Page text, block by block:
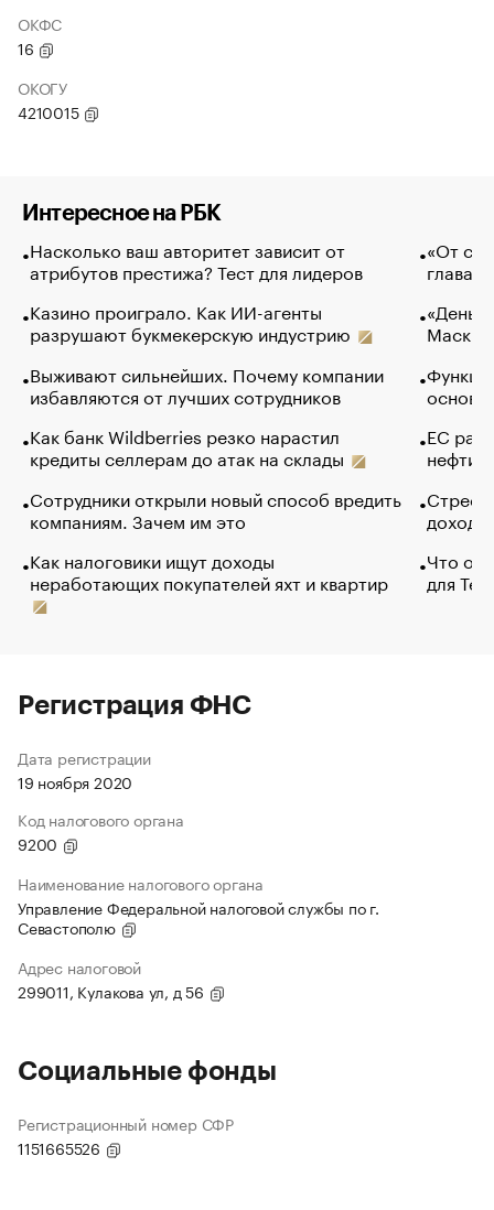
ОКФС
16
ОКОГУ
4210015
Интересное на РБК
Насколько ваш авторитет зависит от
атрибутов престижа? Тест для лидеров
Казино проиграло. Как ИИ-агенты
разрушают букмекерскую индустрию
Выживают сильнейших. Почему компании
избавляются от лучших сотрудников
Как банк Wildberries резко нарастил
кредиты селлерам до атак на склады
Сотрудники открыли новый способ вредить
компаниям. Зачем им это
Как налоговики ищут доходы
неработающих покупателей яхт и квартир
«От
глава
Маск в
основ
ЕС
нефти
Что
для
Регистрация ФНС
Дата регистрации
19 ноября 2020
Код налогового органа
9200
Наименование налогового органа
Управление Федеральной налоговой службы по г.
Севастополю
Адрес налоговой
299011, Кулакова ул, д 56
Социальные фонды
Регистрационный номер СФР
1151665526